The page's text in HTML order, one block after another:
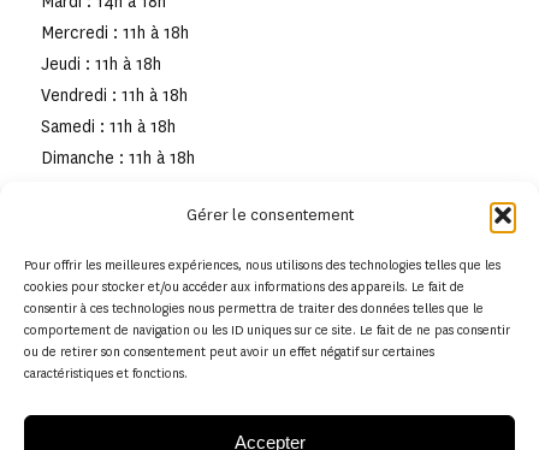
Gérer le consentement
Pour offrir les meilleures expériences, nous utilisons des technologies telles que les
cookies pour stocker et/ou accéder aux informations des appareils. Le fait de
consentir à ces technologies nous permettra de traiter des données telles que le
comportement de navigation ou les ID uniques sur ce site. Le fait de ne pas consentir
ou de retirer son consentement peut avoir un effet négatif sur certaines
caractéristiques et fonctions.
Accepter
Mercredi : 11h à 18h
Jeudi : 11h à 18h
Vendredi : 11h à 18h
Samedi : 11h à 18h
Dimanche : 11h à 18h